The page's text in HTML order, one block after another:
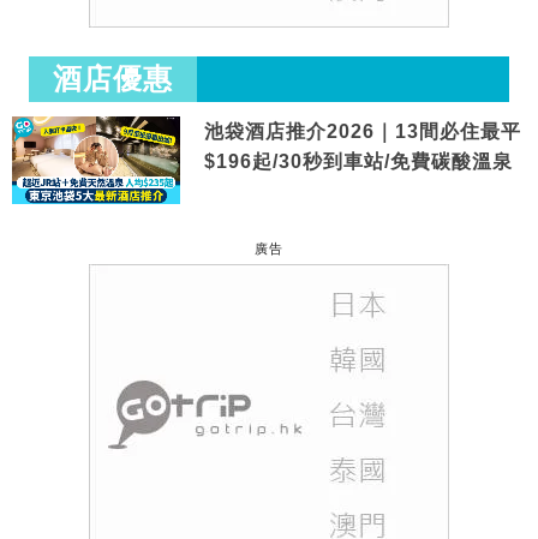
酒店優惠
池袋酒店推介2026｜13間必住最平
$196起/30秒到車站/免費碳酸溫泉
廣告